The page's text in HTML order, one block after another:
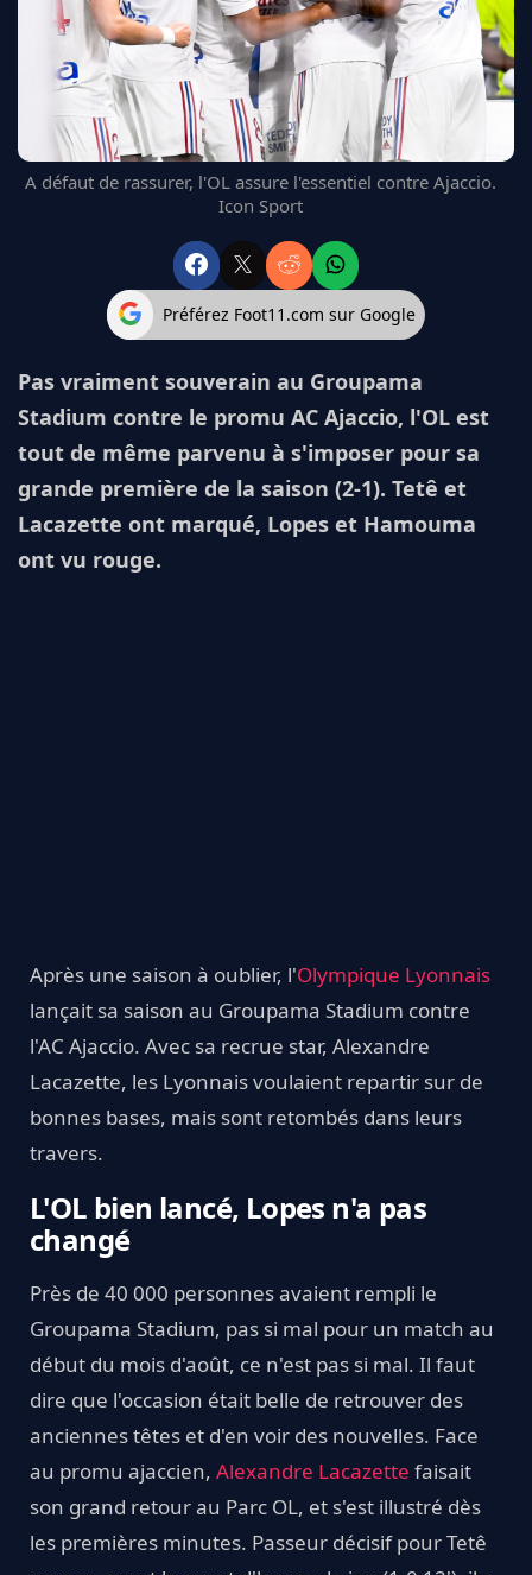
FC BARCELONE
MANCHESTER UNITED
CHELSEA
ARSENAL
BAYERN
L'AVIS DE LA RÉDAC'
A défaut de rassurer, l'OL assure l'essentiel contre Ajaccio.
Icon Sport
Préférez Foot11.com sur Google
Pas vraiment souverain au Groupama
Stadium contre le promu AC Ajaccio, l'OL est
tout de même parvenu à s'imposer pour sa
grande première de la saison (2-1). Tetê et
Lacazette ont marqué, Lopes et Hamouma
ont vu rouge.
Après une saison à oublier, l'Olympique Lyonnais
lançait sa saison au Groupama Stadium contre
l'AC Ajaccio. Avec sa recrue star, Alexandre
Lacazette, les Lyonnais voulaient repartir sur de
bonnes bases, mais sont retombés dans leurs
travers.
L'OL bien lancé, Lopes n'a pas
changé
Près de 40 000 personnes avaient rempli le
Groupama Stadium, pas si mal pour un match au
début du mois d'août, ce n'est pas si mal. Il faut
dire que l'occasion était belle de retrouver des
anciennes têtes et d'en voir des nouvelles. Face
au promu ajaccien, Alexandre Lacazette faisait
son grand retour au Parc OL, et s'est illustré dès
les premières minutes. Passeur décisif pour Tetê